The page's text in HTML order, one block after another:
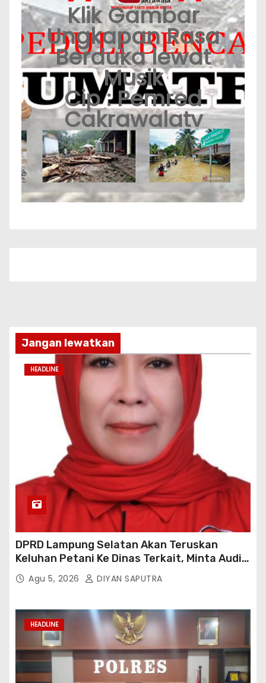
Klik Gambar
Ungkapan Rasa
Berduka lewat
Musik
Cip : Pemred
Cakrawalatv
Jangan lewatkan
HEADLINE
DPRD Lampung Selatan Akan Teruskan
Keluhan Petani Ke Dinas Terkait, Minta Audit
Penyaluran Pupuk Bersubsidi Di Desa Budi
Lestari
Agu 5, 2026 DIYAN SAPUTRA
HEADLINE